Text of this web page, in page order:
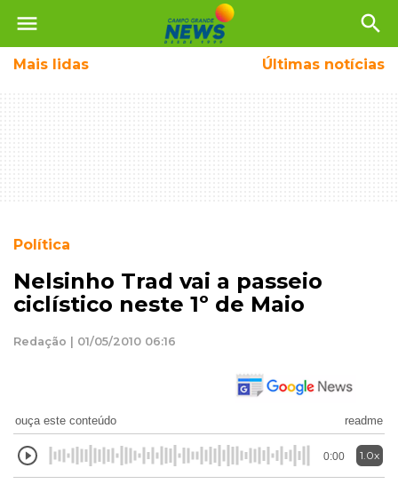
menu search
Mais lidas Últimas notícias
Política
Nelsinho Trad vai a passeio
ciclístico neste 1º de Maio
Redação | 01/05/2010 06:16
ouça este conteúdo readme
0:00 1.0x